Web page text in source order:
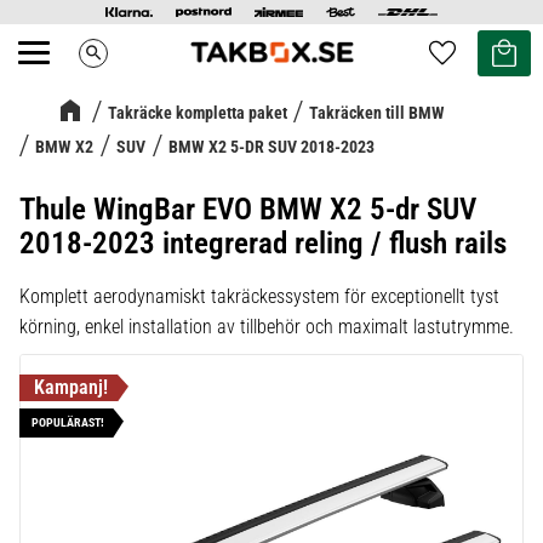
Meny search Favoriter
Kundvagn
Takräcke kompletta paket
Takräcken till BMW
BMW X2
SUV BMW X2 5-DR SUV 2018-2023
Thule WingBar EVO BMW X2 5-dr SUV
2018-2023 integrerad reling / flush rails
Komplett aerodynamiskt takräckessystem för exceptionellt tyst
körning, enkel installation av tillbehör och maximalt lastutrymme.
POPULÄRAST!